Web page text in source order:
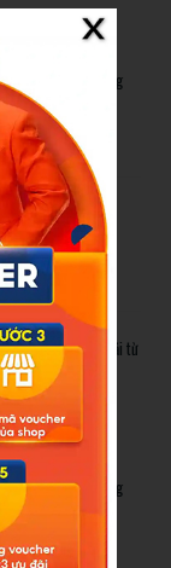
không ảnh hưởng
lễ trở thành ‘cái
TP.HCM: Lời giải từ
không ảnh hưởng